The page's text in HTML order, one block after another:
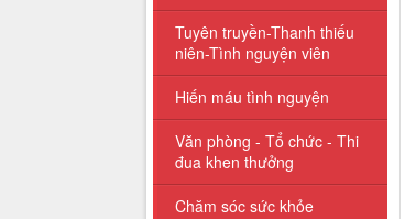
Tuyên truyền-Thanh thiếu
niên-Tình nguyện viên
Hiến máu tình nguyện
Văn phòng - Tổ chức - Thi
đua khen thưởng
Chăm sóc sức khỏe